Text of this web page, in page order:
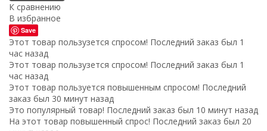
К сравнению
В избранное
Save
Этот товар пользузется спросом! Последний заказ был 1
час назад
Этот товар пользузется спросом! Последний заказ был 1
час назад
Этот товар пользуется повышенным спросом! Последний
заказ был 30 минут назад
Это популярный товар! Последний заказ был 10 минут назад
На этот товар повышенный спрос! Последний заказ был 20